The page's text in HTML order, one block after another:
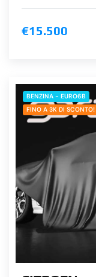
€15.500
BENZINA - EURO6B
FINO A 3K DI SCONTO!